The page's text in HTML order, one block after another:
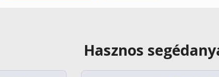
Hasznos